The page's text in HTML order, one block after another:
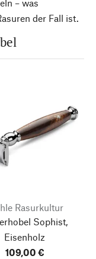
– was
der Fall ist.
Rasurkultur
Sophist,
Eisenholz
109,00 €